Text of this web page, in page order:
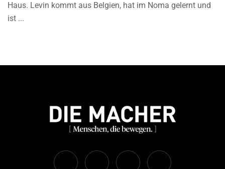
Haus. Levin kommt aus Belgien, hat im Noma gelernt und
ist